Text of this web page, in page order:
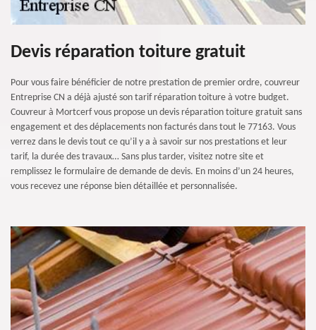
Devis réparation toiture gratuit
Pour vous faire bénéficier de notre prestation de premier ordre, couvreur
Entreprise CN a déjà ajusté son tarif réparation toiture à votre budget.
Couvreur à Mortcerf vous propose un devis réparation toiture gratuit sans
engagement et des déplacements non facturés dans tout le 77163. Vous
verrez dans le devis tout ce qu’il y a à savoir sur nos prestations et leur
tarif, la durée des travaux… Sans plus tarder, visitez notre site et
remplissez le formulaire de demande de devis. En moins d’un 24 heures,
vous recevez une réponse bien détaillée et personnalisée.